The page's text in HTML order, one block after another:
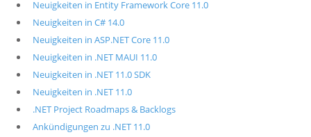
Neuigkeiten in Entity Framework Core 11.0
Neuigkeiten in C# 14.0
Neuigkeiten in ASP.NET Core 11.0
Neuigkeiten in .NET MAUI 11.0
Neuigkeiten in .NET 11.0 SDK
Neuigkeiten in .NET 11.0
.NET Project Roadmaps & Backlogs
Ankündigungen zu .NET 11.0